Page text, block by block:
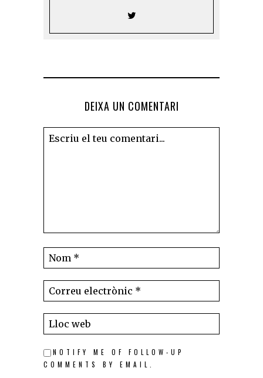
DEIXA UN COMENTARI
NOTIFY ME OF FOLLOW-UP
COMMENTS BY EMAIL.